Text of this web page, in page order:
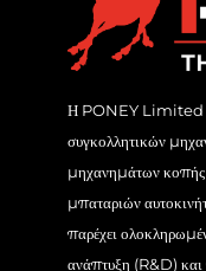
Η PONEY Limited
συγκολλητικών
μηχανημάτων κοπής
μπαταριών
παρέχει
ανάπτυξη (R&D) και